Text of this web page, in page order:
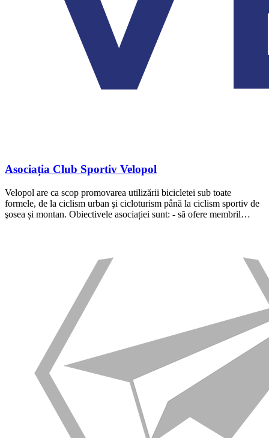
Asociația Club Sportiv Velopol
Velopol are ca scop promovarea utilizării bicicletei sub toate
formele, de la ciclism urban şi cicloturism până la ciclism sportiv de
şosea și montan. Obiectivele asociației sunt: - să ofere membril…